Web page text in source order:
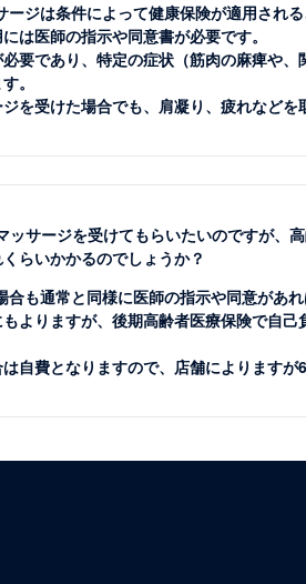
ジは条件によって健康保険が適用される
は医師の指示や同意書が必要です。
要であり、特定の症状（筋肉の麻痺や
。
を受けた場合でも、肩凝り、疲れなどを
ッサージを受けてもらいたいのですが、
らいかかるのでしょうか？
も通常と同様に医師の指示や同意があれ
よりますが、後期高齢者医療保険で自
自費となりますので、店舗によります